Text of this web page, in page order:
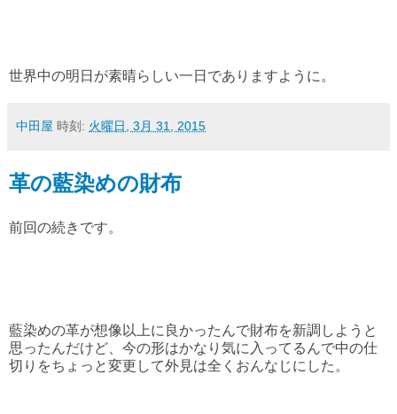
世界中の明日が素晴らしい一日でありますように。
中田屋 時刻: 火曜日, 3月 31, 2015
革の藍染めの財布
前回の続きです。
藍染めの革が想像以上に良かったんで財布を新調しようと
思ったんだけど、今の形はかなり気に入ってるんで中の仕
切りをちょっと変更して外見は全くおんなじにした。